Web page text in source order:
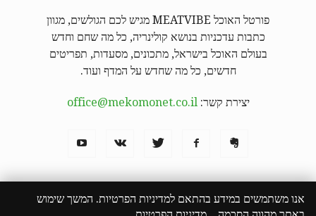
פורטל האוכל MEATVIBE מגיש לכם הגולשים, מגוון
כתבות עדכניות בנושא קולינריה, כל מה שחם וחדש
בעולם האוכל בישראל, מתכונים, מסעדות, תפריטים
חדשים, כל מה שחדש על המדף ועוד.
יצירת קשר: office@mekomonet.co.il
אנו משתמשים במידע בהתאם למדיניות הפרטיות. המשך שימוש